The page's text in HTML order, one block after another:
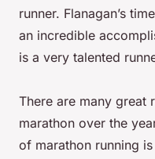
runner. Flanagan’s
an incredible
is a very talented
There are many great
marathon over the
of marathon running